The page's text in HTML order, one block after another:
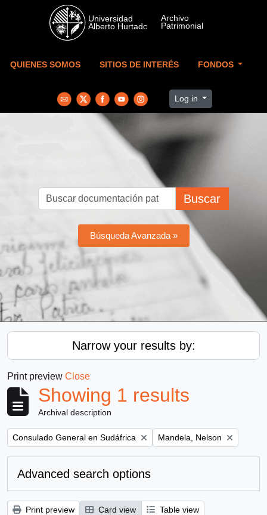
Skip to main content
QUIENES SOMOS SITIOS DE INTERÉS FONDOS
Log in
Buscar
Búsqueda Avanzada »
Narrow your results by:
Print preview Close
Showing 1 results
Archival description
Remove filter:
Consulado General en Sudáfrica Remove filter:
Mandela, Nelson
Advanced search options
Print preview Card view
Table view